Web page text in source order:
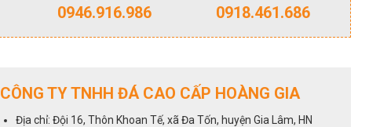
0946.916.986 0918.461.686
CÔNG TY TNHH ĐÁ CAO CẤP HOÀNG GIA
Địa chỉ: Đội 16, Thôn Khoan Tế, xã Đa Tốn, huyện Gia Lâm, HN